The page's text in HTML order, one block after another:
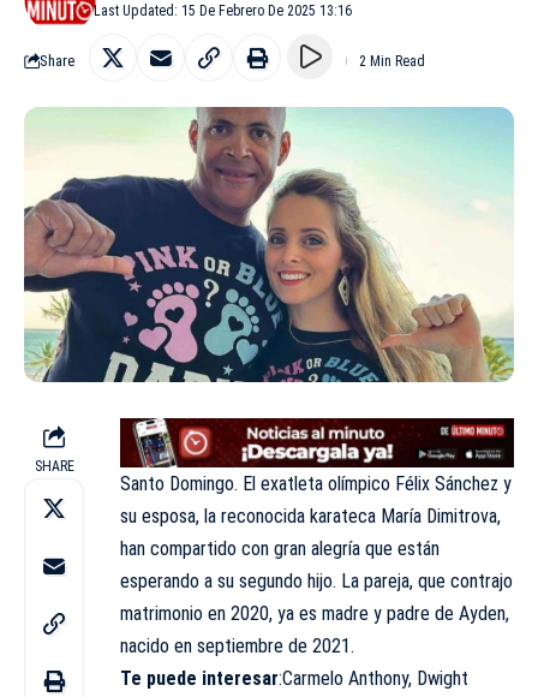
Last Updated: 15 De Febrero De 2025 13:16
Share 2 Min Read
SHARE
Santo Domingo. El exatleta olímpico Félix Sánchez y
su esposa, la reconocida karateca María Dimitrova,
han compartido con gran alegría que están
esperando a su segundo hijo. La pareja, que contrajo
matrimonio en 2020, ya es madre y padre de Ayden,
nacido en septiembre de 2021.
Te puede interesar:Carmelo Anthony, Dwight